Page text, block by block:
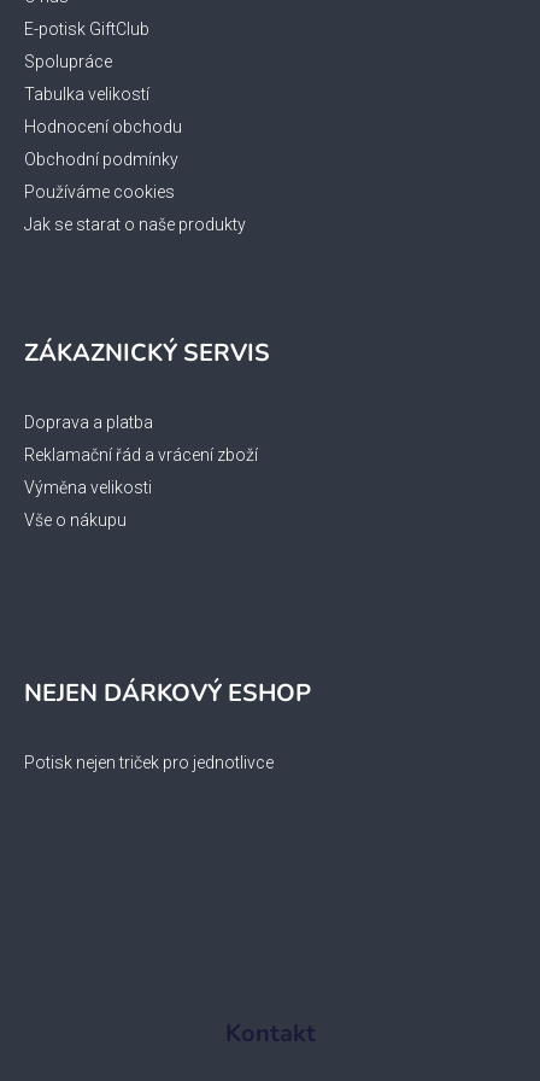
E-potisk GiftClub
Spolupráce
Tabulka velikostí
Hodnocení obchodu
Obchodní podmínky
Používáme cookies
Jak se starat o naše produkty
ZÁKAZNICKÝ SERVIS
Doprava a platba
Reklamační řád a vrácení zboží
Výměna velikosti
Vše o nákupu
NEJEN DÁRKOVÝ ESHOP
Potisk nejen triček pro jednotlivce
Kontakt